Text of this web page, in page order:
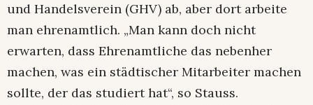
und Handelsverein (GHV) ab, aber dort arbeite
man ehrenamtlich. „Man kann doch nicht
erwarten, dass Ehrenamtliche das nebenher
machen, was ein städtischer Mitarbeiter machen
sollte, der das studiert hat“, so Stauss.